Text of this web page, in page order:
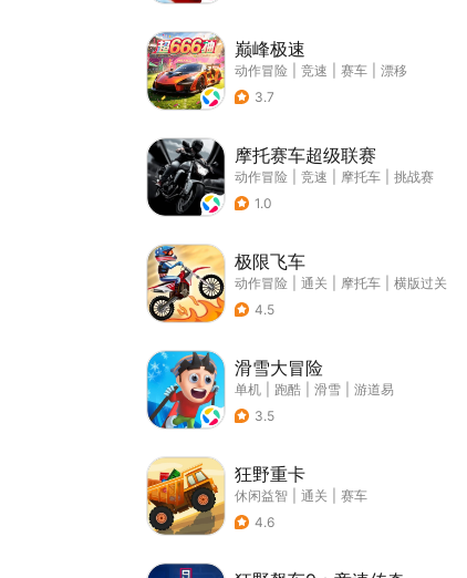
巅峰极速
动作冒险 竞速 赛车
漂移
3.7
摩托赛车超级联赛
动作冒险 竞速 摩托车
挑战赛
1.0
极限飞车
动作冒险 通关 摩托车
横版过关
4.5
滑雪大冒险
单机 跑酷 滑雪
游道易
3.5
狂野重卡
休闲益智 通关
赛车
4.6